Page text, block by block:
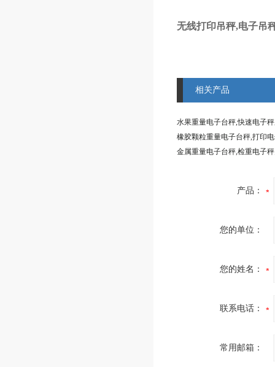
无线打印吊秤,电子吊
相关产品
水果重量电子台秤,快速电子
橡胶颗粒重量电子台秤,打印
产品：
您的单位：
您的姓名：
联系电话：
常用邮箱：